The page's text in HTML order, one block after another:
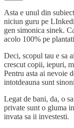
Asta e unul din
niciun guru pe
gen simonica sinek.
acolo 100% pe
Deci, scopul tau e sa
crescut copii, iepuri,
Pentru asta ai nevoie
intotdeauna sunt
Legat de bani, da, o
private sunt o gluma
invata sa ii investesti.